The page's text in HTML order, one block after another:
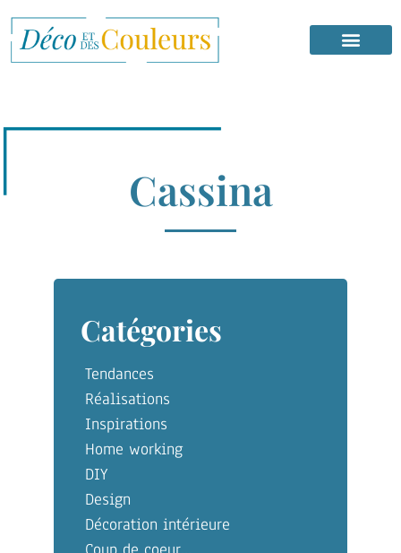
Cassina
Catégories
Tendances
Réalisations
Inspirations
Home working
DIY
Design
Décoration intérieure